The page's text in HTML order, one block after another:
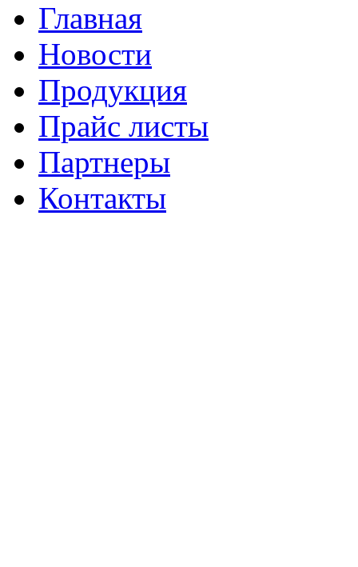
Главная
Новости
Продукция
Прайс листы
Партнеры
Контакты